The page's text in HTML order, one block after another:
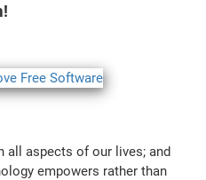
all aspects of our lives; and
empowers rather than